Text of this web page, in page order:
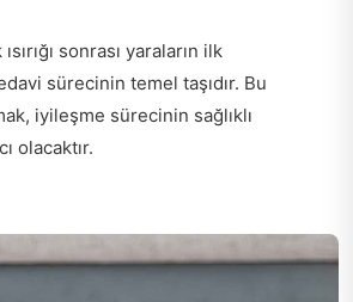
sonrası yaraların ilk
sürecinin temel taşıdır. Bu
iyileşme sürecinin sağlıklı
olacaktır.